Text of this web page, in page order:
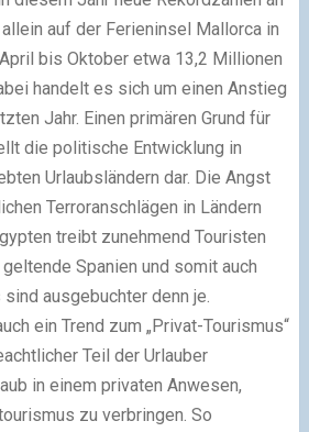
auf der Ferieninsel Mallorca in
bis Oktober etwa 13,2 Millionen
handelt es sich um einen Anstieg
Jahr. Einen primären Grund für
die politische Entwicklung in
Urlaubsländern dar. Die Angst
Terroranschlägen in Ländern
treibt zunehmend Touristen
Spanien und somit auch
ausgebuchter denn je.
ein Trend zum „Privat-Tourismus“
Teil der Urlauber
in einem privaten Anwesen,
zu verbringen. So